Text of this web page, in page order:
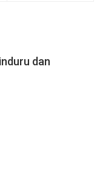
dan